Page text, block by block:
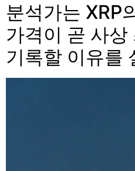
분석가는 XRP
가격이 곧 사상
기록할 이유를